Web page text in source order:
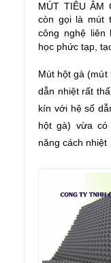
MÚT TIÊU ÂM
còn gọi là mút
công nghệ liên
học phức tạp,
Mút hột gà
dẫn nhiệt rất
kín với hệ số
hột gà) vừa
năng cách nhiệt